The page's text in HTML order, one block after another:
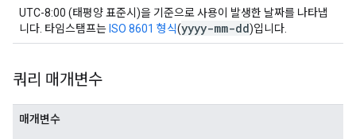
UTC-8:00 (태평양 표준시)을 기준으로 사용이 발생한 날짜를 나타냅
니다. 타임스탬프는 ISO 8601 형식(yyyy-mm-dd)입니다.
쿼리 매개변수
매개변수